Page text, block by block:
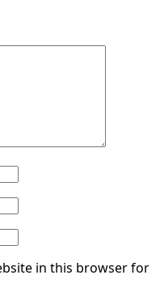
in this browser for